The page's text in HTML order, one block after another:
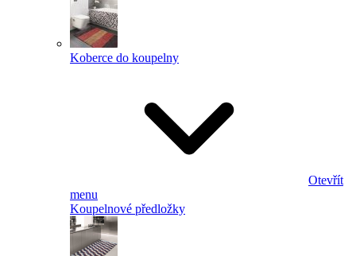
Koberce do koupelny
Otevřít
menu
Koupelnové předložky